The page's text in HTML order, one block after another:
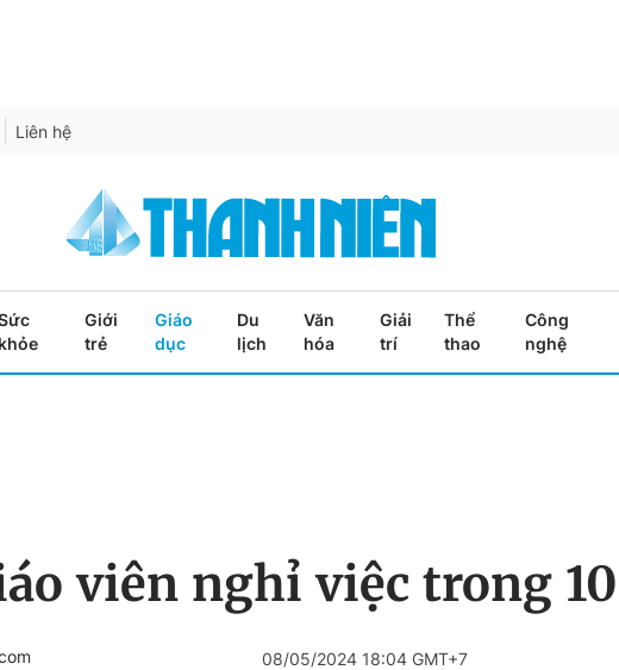
Liên hệ
khỏe
Giới
trẻ
Giáo
dục
Du
lịch
Văn
hóa
Giải
trí
Thể
thao
Công
nghệ
viên nghỉ việc trong
08/05/2024 18:04 GMT+7